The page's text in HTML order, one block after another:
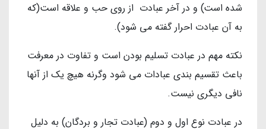
شده است) و در آخر عبادت از روی حب و علاقه است(که
به آن عبادت احرار گفته می شود).
نکته مهم در عبادت تسلیم بودن است و تفاوت در معرفت
باعث تقسیم بندی عبادات می شود وگرنه هیچ یک از آنها
نافی دیگری نیست.
در عبادت نوع اول و دوم (عبادت تجار و بردگان) به دلیل